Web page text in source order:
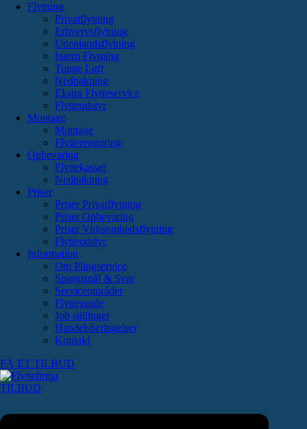
Flytning
Privatflytning
Erhvervsflytning
Udenlandsflytning
Intern Flytning
Tunge Løft
Nedpakning
Ekstra Flytteservice
Flytteudstyr
Montage
Montage
Flytterengøring
Opbevaring
Flyttekasser
Nedpakning
Priser
Priser Privatflytning
Priser Opbevaring
Priser Virksomhedsflytning
Flytteudstyr
Information
Om Plingservice
Spørgsmål & Svar
Serviceområder
Flytteguide
Job stillinger
Handelsbetingelser
Kontakt
FÅ ET TILBUD
TILBUD